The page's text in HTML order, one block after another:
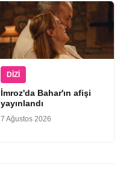
DIZI
İmroz'da Bahar'ın afişi
yayınlandı
7 Ağustos 2026